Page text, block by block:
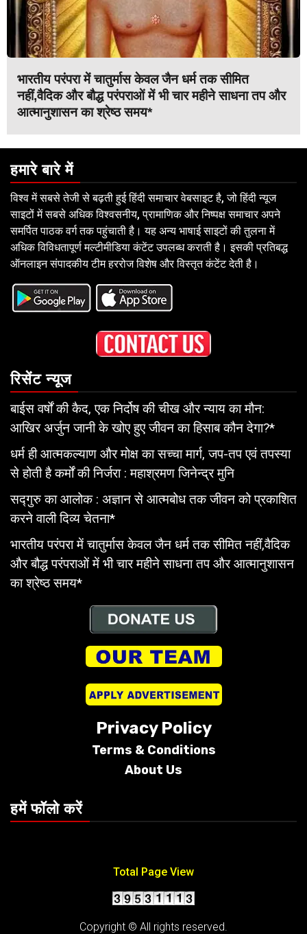
भारतीय परंपरा में चातुर्मास केवल जैन धर्म तक सीमित
नहीं,वैदिक और बौद्ध परंपराओं में भी चार महीने साधना तप और
आत्मानुशासन का श्रेष्ठ समय*
हमारे बारे में
विश्व में सबसे तेजी से बढ़ती हुई हिंदी समाचार वेबसाइट है, जो हिंदी न्यूज
साइटों में सबसे अधिक विश्वसनीय, प्रामाणिक और निष्पक्ष समाचार अपने
समर्पित पाठक वर्ग तक पहुंचाती है। यह अन्य भाषाई साइटों की तुलना में
अधिक विविधतापूर्ण मल्टीमीडिया कंटेंट उपलब्ध कराती है। इसकी प्रतिबद्ध
ऑनलाइन संपादकीय टीम हररोज विशेष और विस्तृत कंटेंट देती है।
रिसेंट न्यूज
बाईस वर्षों की कैद, एक निर्दोष की चीख और न्याय का मौन:
आखिर अर्जुन जानी के खोए हुए जीवन का हिसाब कौन देगा?*
धर्म ही आत्मकल्याण और मोक्ष का सच्चा मार्ग, जप-तप एवं तपस्या
से होती है कर्मों की निर्जरा : महाश्रमण जिनेन्द्र मुनि
सद्गुरु का आलोक : अज्ञान से आत्मबोध तक जीवन को प्रकाशित
करने वाली दिव्य चेतना*
भारतीय परंपरा में चातुर्मास केवल जैन धर्म तक सीमित नहीं,वैदिक
और बौद्ध परंपराओं में भी चार महीने साधना तप और आत्मानुशासन
का श्रेष्ठ समय*
Privacy Policy
Terms & Conditions
About Us
हमें फॉलो करें
Total Page View
Copyright © All rights reserved.